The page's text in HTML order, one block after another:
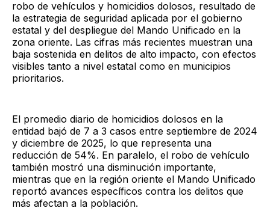
robo de vehículos y homicidios dolosos, resultado de
la estrategia de seguridad aplicada por el gobierno
estatal y del despliegue del Mando Unificado en la
zona oriente. Las cifras más recientes muestran una
baja sostenida en delitos de alto impacto, con efectos
visibles tanto a nivel estatal como en municipios
prioritarios.
El promedio diario de homicidios dolosos en la
entidad bajó de 7 a 3 casos entre septiembre de 2024
y diciembre de 2025, lo que representa una
reducción de 54%. En paralelo, el robo de vehículo
también mostró una disminución importante,
mientras que en la región oriente el Mando Unificado
reportó avances específicos contra los delitos que
más afectan a la población.